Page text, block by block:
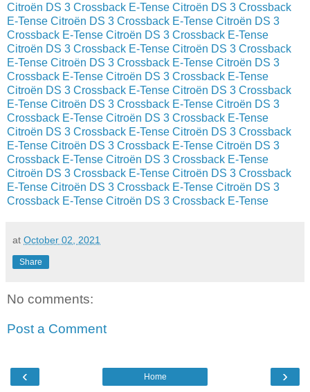
Citroën DS 3 Crossback E-Tense Citroën DS 3 Crossback
E-Tense Citroën DS 3 Crossback E-Tense Citroën DS 3
Crossback E-Tense Citroën DS 3 Crossback E-Tense
Citroën DS 3 Crossback E-Tense Citroën DS 3 Crossback
E-Tense Citroën DS 3 Crossback E-Tense Citroën DS 3
Crossback E-Tense Citroën DS 3 Crossback E-Tense
Citroën DS 3 Crossback E-Tense Citroën DS 3 Crossback
E-Tense Citroën DS 3 Crossback E-Tense Citroën DS 3
Crossback E-Tense Citroën DS 3 Crossback E-Tense
Citroën DS 3 Crossback E-Tense Citroën DS 3 Crossback
E-Tense Citroën DS 3 Crossback E-Tense Citroën DS 3
Crossback E-Tense Citroën DS 3 Crossback E-Tense
Citroën DS 3 Crossback E-Tense Citroën DS 3 Crossback
E-Tense Citroën DS 3 Crossback E-Tense Citroën DS 3
Crossback E-Tense Citroën DS 3 Crossback E-Tense
at October 02, 2021
Share
No comments:
Post a Comment
‹ ›
Home